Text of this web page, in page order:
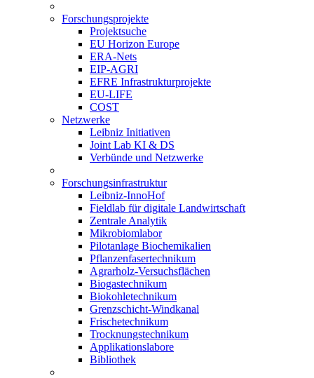
Forschungsprojekte
Projektsuche
EU Horizon Europe
ERA-Nets
EIP-AGRI
EFRE Infrastrukturprojekte
EU-LIFE
COST
Netzwerke
Leibniz Initiativen
Joint Lab KI & DS
Verbünde und Netzwerke
Forschungsinfrastruktur
Leibniz-InnoHof
Fieldlab für digitale Landwirtschaft
Zentrale Analytik
Mikrobiomlabor
Pilotanlage Biochemikalien
Pflanzenfasertechnikum
Agrarholz-Versuchsflächen
Biogastechnikum
Biokohletechnikum
Grenzschicht-Windkanal
Frischetechnikum
Trocknungstechnikum
Applikationslabore
Bibliothek